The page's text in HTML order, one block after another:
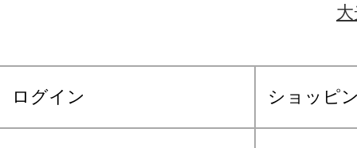
ログイン ショッピ